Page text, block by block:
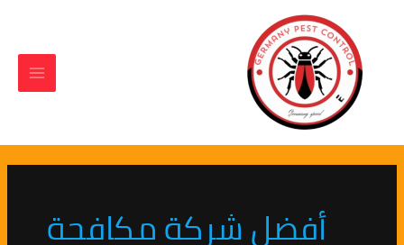
المحتوى
أفضل شركة مكافحة